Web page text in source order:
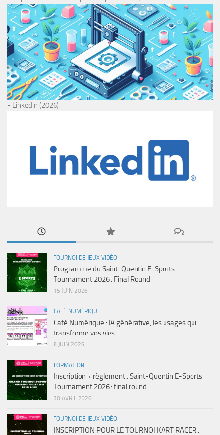
- Linkedin (2026)
TOURNOI DE JEUX VIDÉO
Programme du Saint-Quentin E-Sports
Tournament 2026 : Final Round
15 JUIN 2026
CAFÉ NUMÉRIQUE
Café Numérique : IA générative, les usages qui
transforme vos vies
8 JUIN 2026
FORMATION
Inscription + règlement : Saint-Quentin E-Sports
Tournament 2026 : final round
30 AVRIL 2026
TOURNOI DE JEUX VIDÉO
INSCRIPTION POUR LE TOURNOI KART RACER :